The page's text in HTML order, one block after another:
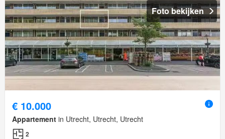
Foto bekijken
€ 10.000
Appartement in Utrecht, Utrecht, Utrecht
2